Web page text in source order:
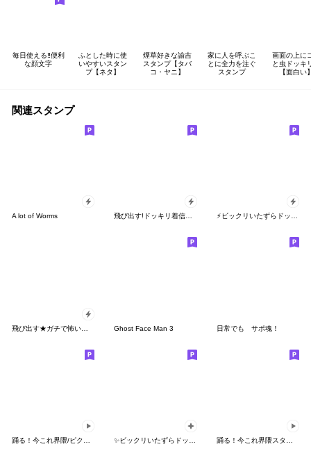
毎日使える‼便利
な顔文字
ふとした時に使
いやすいスタン
プ【ネタ】
煙草好きな諭吉
スタンプ【タバ
コ・ヤニ】
家に人を呼ぶこ
とに全力を注ぐ
スタンプ
画面の上に
と虫ドッキ
【面白い
関連スタンプ
A lot of Worms 飛び出す!ドッキリ着信スタンプS1 ⚡ビックリいたずらドッキリ【飛び出す】v1
Ghost Face Man 3 日常でも サポ魂！